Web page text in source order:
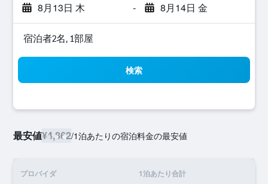
8月13日 木 - 8月14日 金
宿泊者2名, 1​部屋
検索
最安値¥4,862/1泊あたりの宿泊料金の最安値
プロバイダ 1泊あたり合計